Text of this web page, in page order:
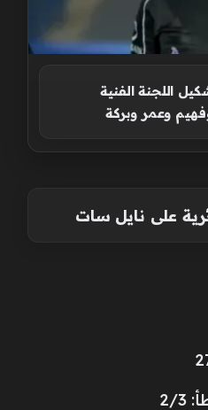
اللجنة الفنية
وعمر وبركة
على نايل سات
3